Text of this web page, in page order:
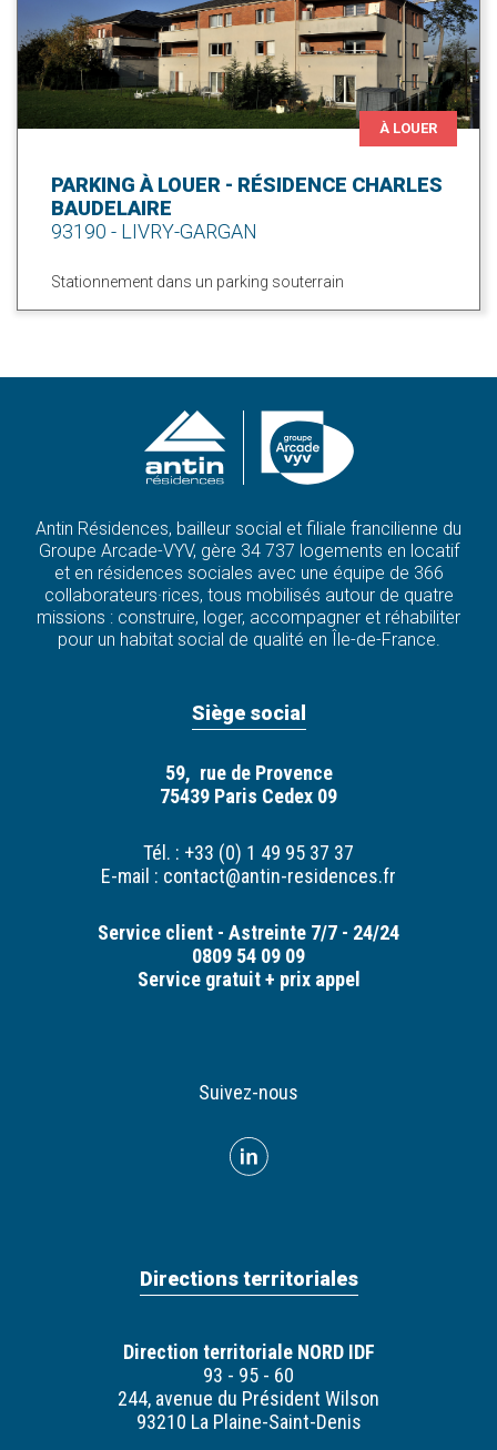
À LOUER
PARKING À LOUER - RÉSIDENCE CHARLES
BAUDELAIRE
93190 - LIVRY-GARGAN
Stationnement dans un parking souterrain
Antin Résidences, bailleur social et filiale francilienne du
Groupe Arcade-VYV, gère 34 737 logements en locatif
et en résidences sociales avec une équipe de 366
collaborateurs·rices, tous mobilisés autour de quatre
missions : construire, loger, accompagner et réhabiliter
pour un habitat social de qualité en Île-de-France.
Siège social
59, rue de Provence
75439 Paris Cedex 09
Tél. : +33 (0) 1 49 95 37 37
E-mail : contact@antin-residences.fr
Service client - Astreinte 7/7 - 24/24
0809 54 09 09
Service gratuit + prix appel
Suivez-nous
Directions territoriales
Direction territoriale NORD IDF
93 - 95 - 60
244, avenue du Président Wilson
93210 La Plaine-Saint-Denis